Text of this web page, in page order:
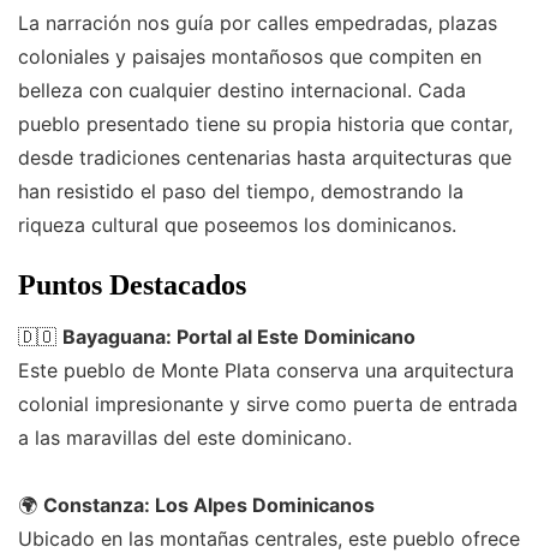
La narración nos guía por calles empedradas, plazas
coloniales y paisajes montañosos que compiten en
belleza con cualquier destino internacional. Cada
pueblo presentado tiene su propia historia que contar,
desde tradiciones centenarias hasta arquitecturas que
han resistido el paso del tiempo, demostrando la
riqueza cultural que poseemos los dominicanos.
Puntos Destacados
🇩🇴 Bayaguana: Portal al Este Dominicano
Este pueblo de Monte Plata conserva una arquitectura
colonial impresionante y sirve como puerta de entrada
a las maravillas del este dominicano.
🌍 Constanza: Los Alpes Dominicanos
Ubicado en las montañas centrales, este pueblo ofrece